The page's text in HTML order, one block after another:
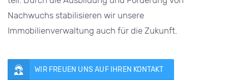
Nachwuchs stabilisieren wir unsere
Immobilienverwaltung auch für die Zukunft.
WIR FREUEN UNS AUF IHREN KONTAKT